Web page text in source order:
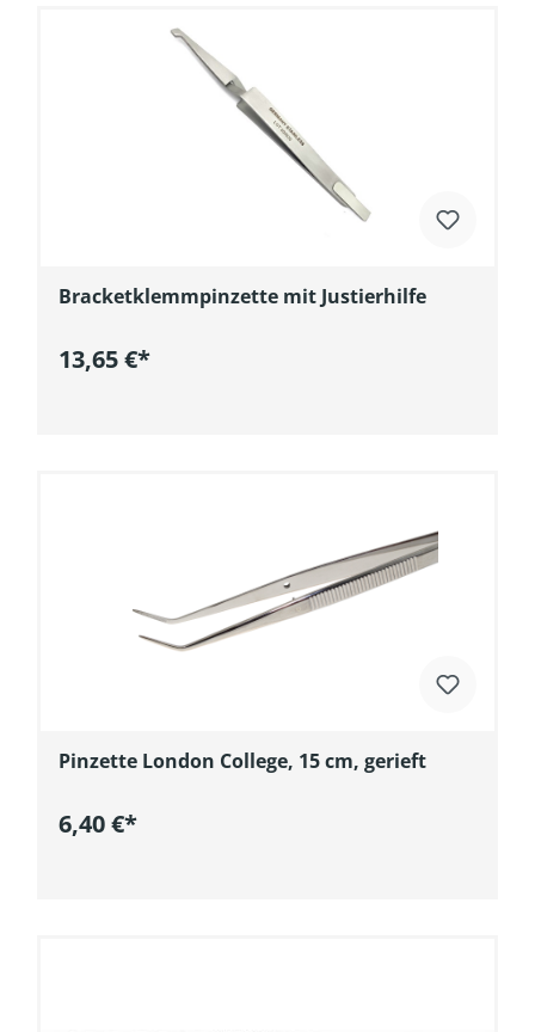
Bracketklemmpinzette mit Justierhilfe
13,65 €*
Pinzette London College, 15 cm, gerieft
6,40 €*